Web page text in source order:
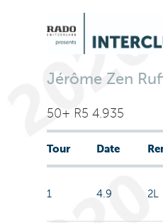
Jérôme Zen
50+ R5 4.935
Tour Date
1 4.9 2L